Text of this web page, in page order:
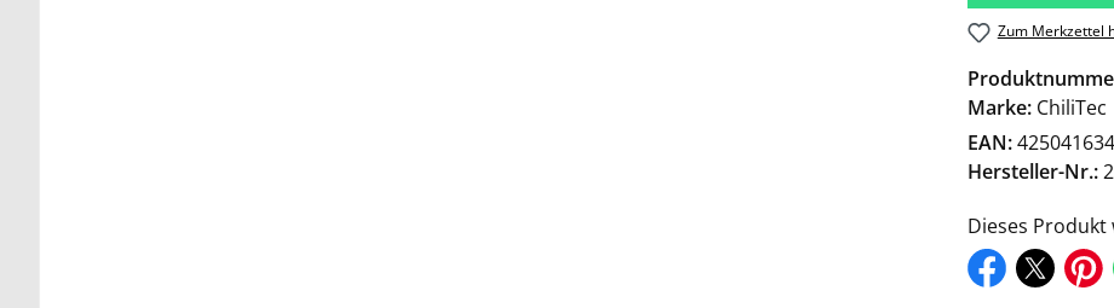
Zum Merkzettel
Marke: ChiliTec
EAN:
Hersteller-Nr.:
Dieses